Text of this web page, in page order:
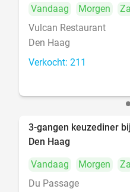
Vandaag Morgen Za
Vulcan Restaurant
Den Haag
Verkocht: 211
3-gangen keuzediner
Den Haag
Vandaag
Morgen Za
Du Passage